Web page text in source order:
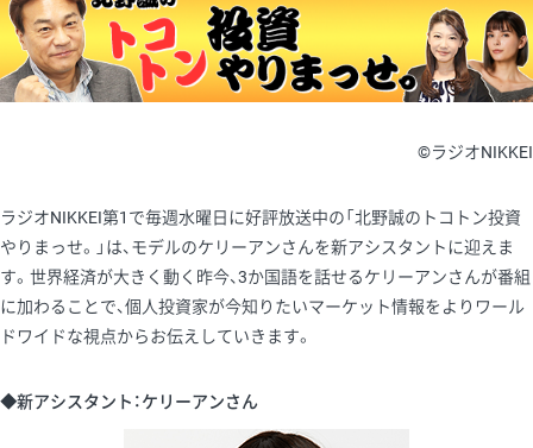
©ラジオNIKKEI
ラジオNIKKEI第1で毎週水曜日に好評放送中の「北野誠のトコトン投資
やりまっせ。」は、モデルのケリーアンさんを新アシスタントに迎えま
す。世界経済が大きく動く昨今、3か国語を話せるケリーアンさんが番組
に加わることで、個人投資家が今知りたいマーケット情報をよりワール
ドワイドな視点からお伝えしていきます。
◆新アシスタント：ケリーアンさん